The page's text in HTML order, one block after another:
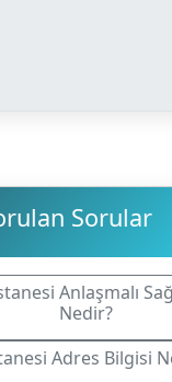
Sorular
Anlaşmalı
Nedir?
Adres Bilgisi